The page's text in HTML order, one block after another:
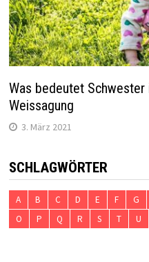
Was bedeutet Schwester
Weissagung
3. März 2021
SCHLAGWÖRTER
A B C D E F G
O
P Q R S T U